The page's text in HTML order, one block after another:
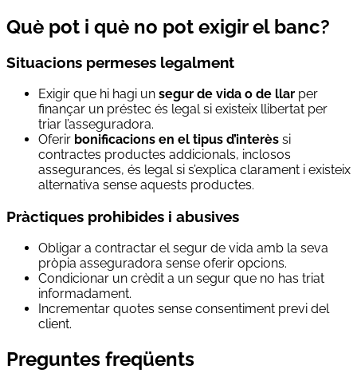
Què pot i què no pot exigir el banc?
Situacions permeses legalment
Exigir que hi hagi un segur de vida o de llar per
finançar un préstec és legal si existeix llibertat per
triar l’asseguradora.
Oferir bonificacions en el tipus d’interès si
contractes productes addicionals, inclosos
assegurances, és legal si s’explica clarament i existeix
alternativa sense aquests productes.
Pràctiques prohibides i abusives
Obligar a contractar el segur de vida amb la seva
pròpia asseguradora sense oferir opcions.
Condicionar un crèdit a un segur que no has triat
informadament.
Incrementar quotes sense consentiment previ del
client.
Preguntes freqüents